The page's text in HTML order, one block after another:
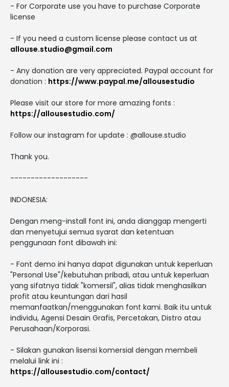
- For Corporate use you have to purchase Corporate
license
- If you need a custom license please contact us at
allouse.studio@gmail.com
- Any donation are very appreciated. Paypal account for
donation : https://www.paypal.me/allousestudio
Please visit our store for more amazing fonts :
https://allousestudio.com/
Follow our instagram for update : @allouse.studio
Thank you.
-------------------
INDONESIA:
Dengan meng-install font ini, anda dianggap mengerti
dan menyetujui semua syarat dan ketentuan
penggunaan font dibawah ini:
- Font demo ini hanya dapat digunakan untuk keperluan
"Personal Use"/kebutuhan pribadi, atau untuk keperluan
yang sifatnya tidak "komersil", alias tidak menghasilkan
profit atau keuntungan dari hasil
memanfaatkan/menggunakan font kami. Baik itu untuk
individu, Agensi Desain Grafis, Percetakan, Distro atau
Perusahaan/Korporasi.
- Silakan gunakan lisensi komersial dengan membeli
melalui link ini :
https://allousestudio.com/contact/